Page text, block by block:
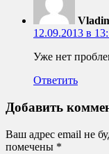
12.09.2013 в
Уже нет
Ответить
Добавить
Ваш адрес email не
помечены *